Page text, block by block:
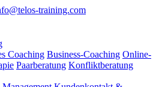
training.com
Coaching Business-Coaching Online-
Paarberatung Konfliktberatung